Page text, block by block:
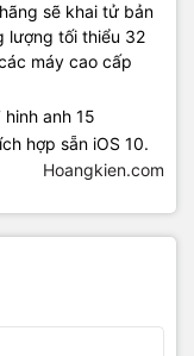
sẽ khai tử bản
lượng tối thiểu 32
máy cao cấp
hợp sẵn iOS 10.
Hoangkien.com